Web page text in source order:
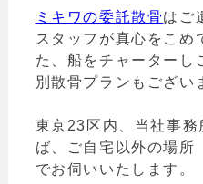
ミキワの委託散骨はご
スタッフが真心をこめ
た、船をチャーターし
別散骨プランもござい
東京23区内、当社事
ば、ご自宅以外の場所
でお伺いいたします。